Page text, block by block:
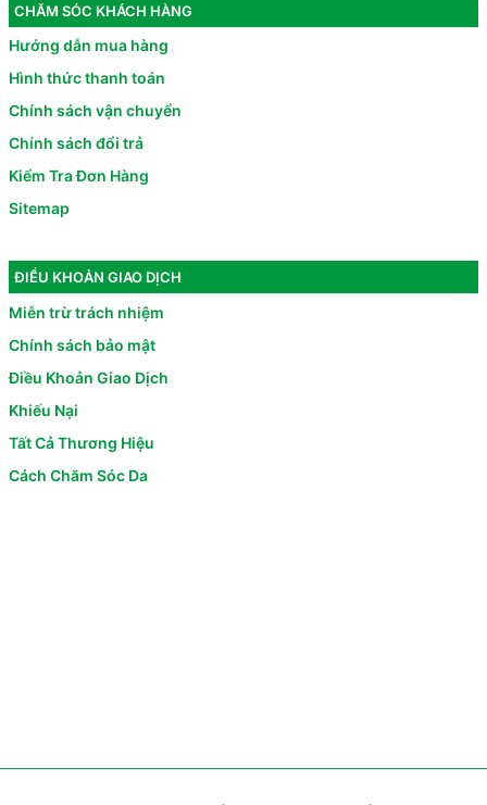
CHĂM SÓC KHÁCH HÀNG
Hướng dẫn mua hàng
Hình thức thanh toán
Chính sách vận chuyển
Chính sách đổi trả
Kiểm Tra Đơn Hàng
Sitemap
ĐIỀU KHOẢN GIAO DỊCH
Miễn trừ trách nhiệm
Chính sách bảo mật
Điều Khoản Giao Dịch
Khiếu Nại
Tất Cả Thương Hiệu
Cách Chăm Sóc Da